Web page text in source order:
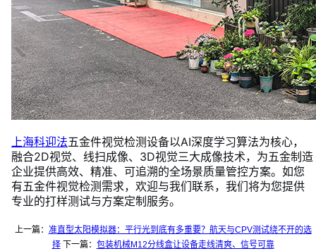
上海科迎法五金件视觉检测设备以AI深度学习算法为核心，
融合2D视觉、线扫成像、3D视觉三大成像技术，为五金制造
企业提供高效、精准、可追溯的全场景质量管控方案。如您
有五金件视觉检测需求，欢迎与我们联系，我们将为您提供
专业的打样测试与方案定制服务。
上一篇： 准直型太阳模拟器：平行光到底有多重要？航天与CPV测试绕不开的选
择下一篇： 包装机械M12分线盒让设备走线清爽、信号可靠